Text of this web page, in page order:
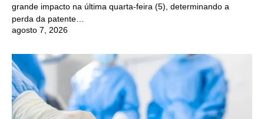
grande impacto na última quarta-feira (5), determinando a
perda da patente…
agosto 7, 2026